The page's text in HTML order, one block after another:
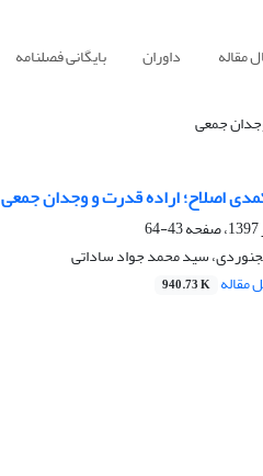
مقاله داوران بایگانی فصلنامه
جمعی
اصلاح؛ اراده قدرت و وجدان جمعی
43-64
سید محمد جواد ساداتی
مقاله 940.73 K